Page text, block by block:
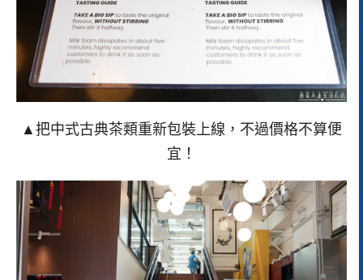
▲把中式古典茶類重新包裝上線，不過價格不算便
宜！